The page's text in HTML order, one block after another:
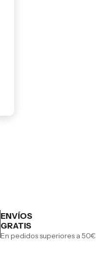
ENVÍOS
GRATIS
En pedidos superiores a 50€